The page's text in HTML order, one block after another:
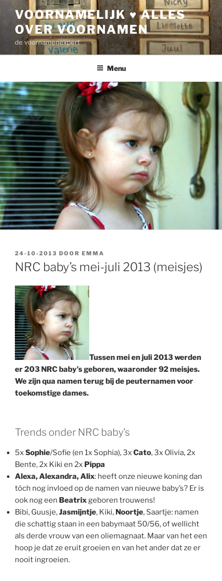
inhoud
VOORNAMELIJK ♥ ALLES
OVER VOORNAMEN
de voornamenexpert
Menu
GEPLAATST
OP
24-10-2013 DOOR EMMA
NRC baby’s mei-juli 2013 (meisjes)
Tussen mei en juli 2013 werden
er 203 NRC baby’s geboren, waaronder 92 meisjes.
We zijn qua namen terug bij de peuternamen voor
toekomstige dames.
Trends onder NRC baby’s
5xSophie/Sofie (en 1x Sophia), 3xCato, 3x Olivia, 2x
Bente, 2x Kiki en 2x Pippa
Alexa, Alexandra, Alix: heeft onze nieuwe koning dan
tóch nog invloed op de namen van nieuwe baby’s? Er is
ook nog een Beatrixgeboren trouwens!
Bibi, Guusje,Jasmijntje, Kiki, Noortje, Saartje: namen
die schattig staan in een babymaat 50/56, of wellicht
als derde vrouw van een oliemagnaat. Maar van het een
hoop je dat ze eruit groeien en van het ander dat ze er
nooit ingroeien.